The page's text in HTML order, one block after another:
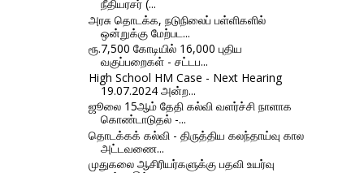
நீதியரசர் (...
அரசு தொடக்க, நடுநிலைப் பள்ளிகளில்
ஒன்றுக்கு மேற்பட...
ரூ.7,500 கோடியில் 16,000 புதிய
வகுப்பறைகள் - சட்டப...
High School HM Case - Next Hearing
19.07.2024 அன்ற...
ஜூலை 15ஆம் தேதி கல்வி வளர்ச்சி நாளாக
கொண்டாடுதல் -...
தொடக்கக் கல்வி - திருத்திய கலந்தாய்வு கால
அட்டவணை...
முதுகலை ஆசிரியர்களுக்கு பதவி உயர்வு